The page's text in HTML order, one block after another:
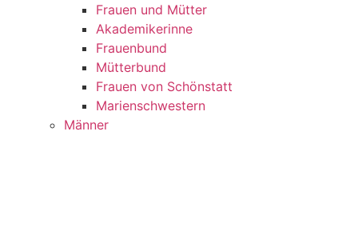
Frauen und Mütter
Akademikerinne
Frauenbund
Mütterbund
Frauen von Schönstatt
Marienschwestern
Männer